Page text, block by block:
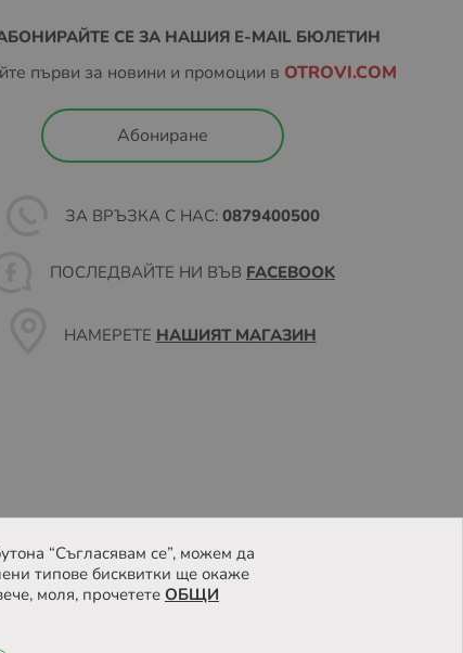
СЕ ЗА НАШИЯ E-MAIL БЮЛЕТИН
първи за новини и промоции в OTROVI.COM
Абониране
ЗА ВРЪЗКА С НАС: 0879400500
ПОСЛЕДВАЙТЕ НИ ВЪВ FACEBOOK
НАМЕРЕТЕ НАШИЯТ МАГАЗИН
“Съгласявам се”, можем да
типове бисквитки ще окаже
моля, прочетете ОБЩИ